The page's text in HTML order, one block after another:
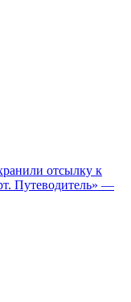
отсылку к
Путеводитель» —